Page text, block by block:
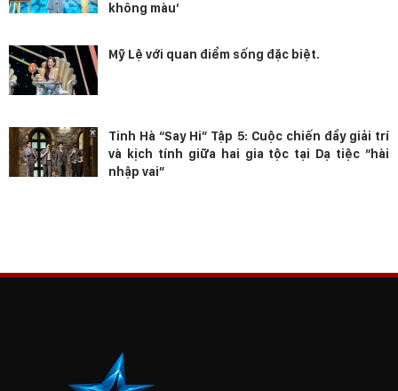
không màu’
Mỹ Lệ với quan điểm sống đặc biệt.
Tinh Hà “Say Hi” Tập 5: Cuộc chiến đầy giải trí
và kịch tính giữa hai gia tộc tại Dạ tiệc “hài
nhập vai”